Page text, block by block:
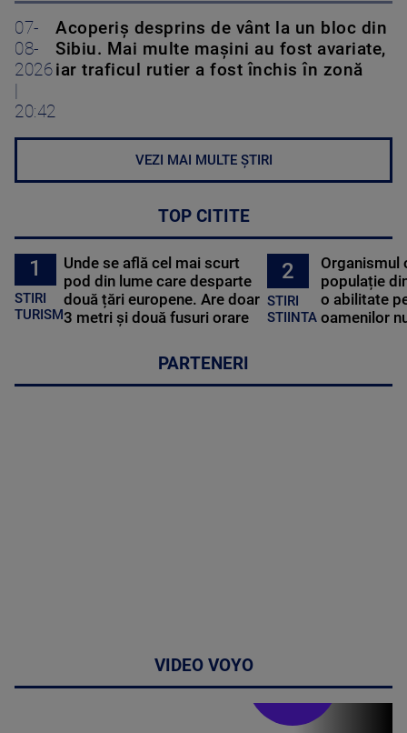
07-
08-
2026
20:42
Acoperiş desprins de vânt la un bloc din
Sibiu. Mai multe maşini au fost avariate,
iar traficul rutier a fost închis în zonă
VEZI MAI MULTE ȘTIRI
TOP CITITE
1
STIRI
TURISM
Unde se află cel mai scurt
pod din lume care desparte
două țări europene. Are doar
3 metri și două fusuri orare
2
STIRI
STIINTA
Organismul
populație
o abilitate
oamenilor
PARTENERI
VIDEO VOYO